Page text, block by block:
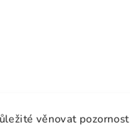
věnovat pozornost